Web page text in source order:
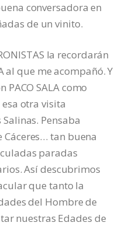
conversadora en
de un vinito.
la recordarán
al que me acompañó. Y
SALA como
otra visita
Pensaba
Cáceres… tan buena
paradas
Así descubrimos
que tanto la
del Hombre de
nuestras Edades de